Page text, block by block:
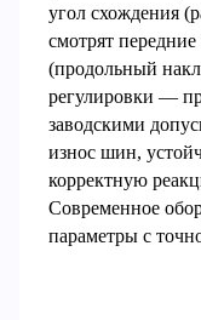
угол схождения
смотрят передние
(продольный
регулировки —
заводскими
износ шин,
корректную
Современное
параметры с